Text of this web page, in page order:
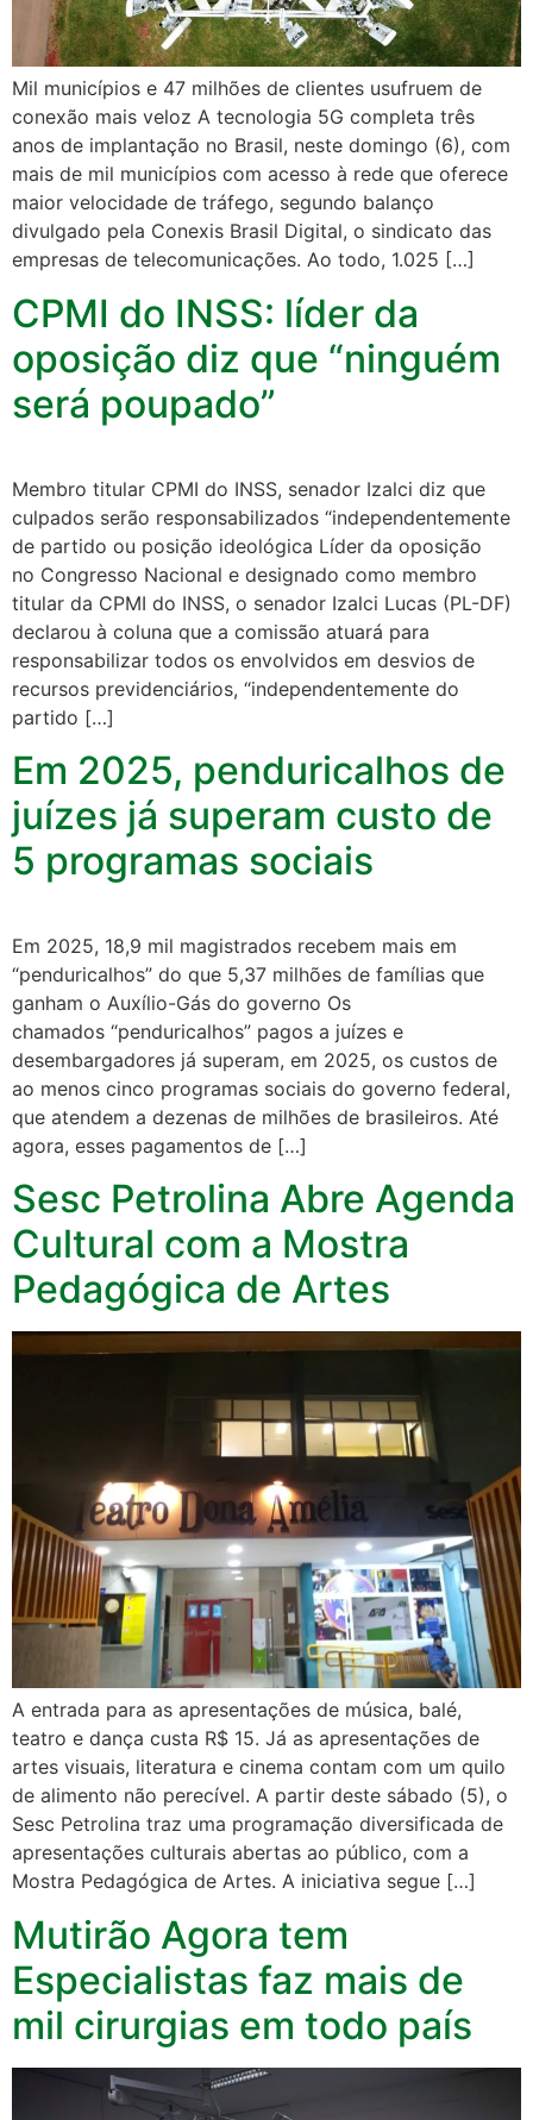
Mil municípios e 47 milhões de clientes usufruem de
conexão mais veloz A tecnologia 5G completa três
anos de implantação no Brasil, neste domingo (6), com
mais de mil municípios com acesso à rede que oferece
maior velocidade de tráfego, segundo balanço
divulgado pela Conexis Brasil Digital, o sindicato das
empresas de telecomunicações. Ao todo, 1.025 […]
CPMI do INSS: líder da
oposição diz que “ninguém
será poupado”
Membro titular CPMI do INSS, senador Izalci diz que
culpados serão responsabilizados “independentemente
de partido ou posição ideológica Líder da oposição
no Congresso Nacional e designado como membro
titular da CPMI do INSS, o senador Izalci Lucas (PL-DF)
declarou à coluna que a comissão atuará para
responsabilizar todos os envolvidos em desvios de
recursos previdenciários, “independentemente do
partido […]
Em 2025, penduricalhos de
juízes já superam custo de
5 programas sociais
Em 2025, 18,9 mil magistrados recebem mais em
“penduricalhos” do que 5,37 milhões de famílias que
ganham o Auxílio-Gás do governo Os
chamados “penduricalhos” pagos a juízes e
desembargadores já superam, em 2025, os custos de
ao menos cinco programas sociais do governo federal,
que atendem a dezenas de milhões de brasileiros. Até
agora, esses pagamentos de […]
Sesc Petrolina Abre Agenda
Cultural com a Mostra
Pedagógica de Artes
A entrada para as apresentações de música, balé,
teatro e dança custa R$ 15. Já as apresentações de
artes visuais, literatura e cinema contam com um quilo
de alimento não perecível. A partir deste sábado (5), o
Sesc Petrolina traz uma programação diversificada de
apresentações culturais abertas ao público, com a
Mostra Pedagógica de Artes. A iniciativa segue […]
Mutirão Agora tem
Especialistas faz mais de
mil cirurgias em todo país